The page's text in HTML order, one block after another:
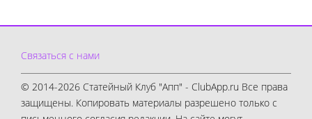
Связаться с нами
© 2014-2026 Статейный Клуб "Апп" - ClubApp.ru Все права
защищены. Копировать материалы разрешено только с